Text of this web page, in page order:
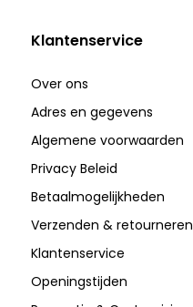
Klantenservice
Over ons
Adres en gegevens
Algemene voorwaarden
Privacy Beleid
Betaalmogelijkheden
Verzenden & retourneren
Klantenservice
Openingstijden